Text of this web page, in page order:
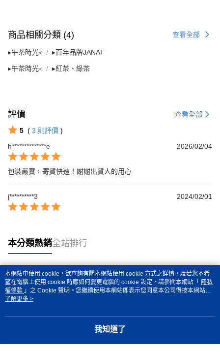
商品相關分類 (4) 查看全部
▸午茶時光◃ ▸百年品牌JANAT
▸午茶時光◃ ▸紅茶、綠茶
評價 查看全部
5 ( 3 則評價 )
h**************e
2026/02/04
包裝嚴實，寄貨快速！謝謝出貨人的用心
j**********3 2024/02/01
本分類熱銷全站排行
熱門標籤
本網站中使用 cookie，欲查詢有關本網站使用 cookie 方式之詳情，及若您不希
望在電腦上使用 cookie 時應如何變更電腦的 cookie 設定，請參閱本網站「 隱私
權條款 」之 Cookie 聲明。您繼續使用本網站即表示您同意本公司得按本網站使
用條款之 Cookie 聲明使用 cookie。
了解更多 >
我知道了